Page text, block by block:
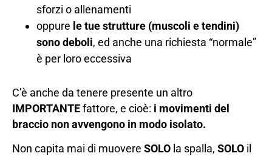
sforzi o allenamenti
oppure le tue strutture (muscoli e tendini)
sono deboli, ed anche una richiesta “normale”
è per loro eccessiva
C’è anche da tenere presente un altro
IMPORTANTE fattore, e cioè: i movimenti del
braccio non avvengono in modo isolato.
Non capita mai di muovere SOLO la spalla, SOLO il